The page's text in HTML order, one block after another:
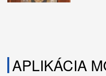
APLIKÁCIA